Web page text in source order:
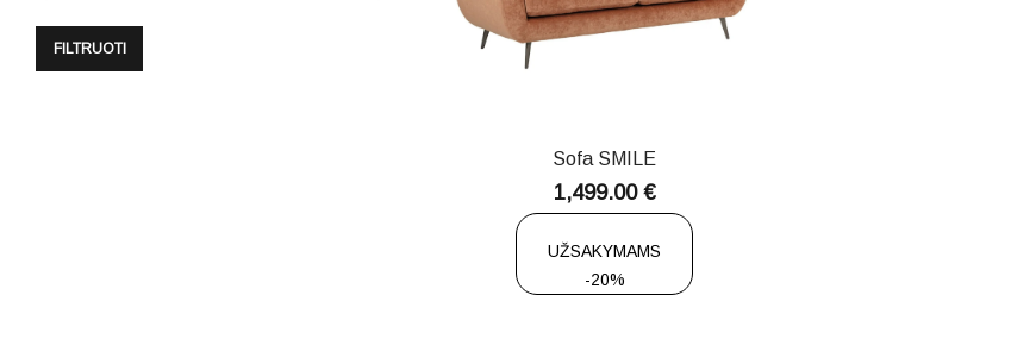
Sofa SMILE
1,499.00 €
UŽSAKYMAMS
-20%
FILTRUOTI